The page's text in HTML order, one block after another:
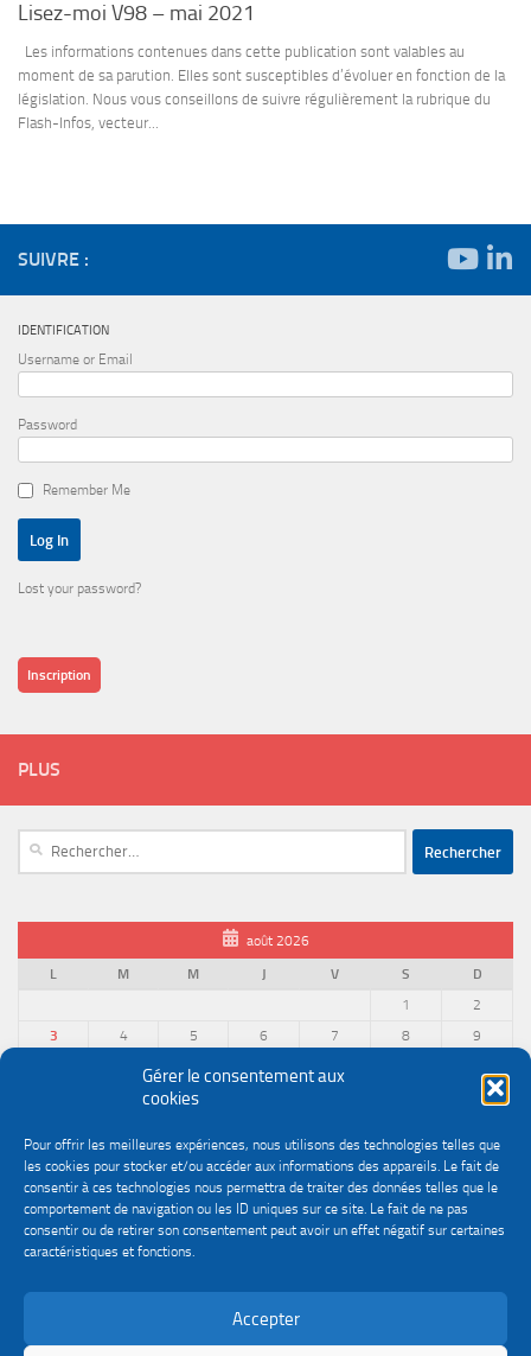
Gérer le consentement aux
cookies
Pour offrir les meilleures expériences, nous utilisons des technologies telles que
les cookies pour stocker et/ou accéder aux informations des appareils. Le fait de
consentir à ces technologies nous permettra de traiter des données telles que le
comportement de navigation ou les ID uniques sur ce site. Le fait de ne pas
consentir ou de retirer son consentement peut avoir un effet négatif sur certaines
caractéristiques et fonctions.
Accepter
Lisez-moi V98 – mai 2021
Les informations contenues dans cette publication sont valables au
moment de sa parution. Elles sont susceptibles d’évoluer en fonction de la
législation. Nous vous conseillons de suivre régulièrement la rubrique du
Flash-Infos, vecteur...
SUIVRE :
IDENTIFICATION
Username or Email
Password
Remember Me
Lost your password?
Inscription
PLUS
août 2026
L
M M J V S
D
1
2
3
4 5 6 7 8
9
12 13
19
23
« Juin
Politique de confidentialité